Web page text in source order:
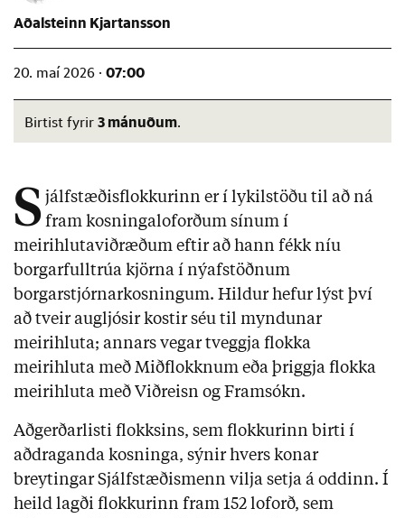
Aðalsteinn Kjartansson
20. maí 2026 · 07:00
Birtist fyrir 3 mánuðum.
S jálfstæðisflokkurinn er í lykilstöðu til að ná
fram kosningaloforðum sínum í
meirihlutaviðræðum eftir að hann fékk níu
borgarfulltrúa kjörna í nýafstöðnum
borgarstjórnarkosningum. Hildur hefur lýst því
að tveir augljósir kostir séu til myndunar
meirihluta; annars vegar tveggja flokka
meirihluta með Miðflokknum eða þriggja flokka
meirihluta með Viðreisn og Framsókn.
Aðgerðarlisti flokksins, sem flokkurinn birti í
aðdraganda kosninga, sýnir hvers konar
breytingar Sjálfstæðismenn vilja setja á oddinn. Í
heild lagði flokkurinn fram 152 loforð, sem